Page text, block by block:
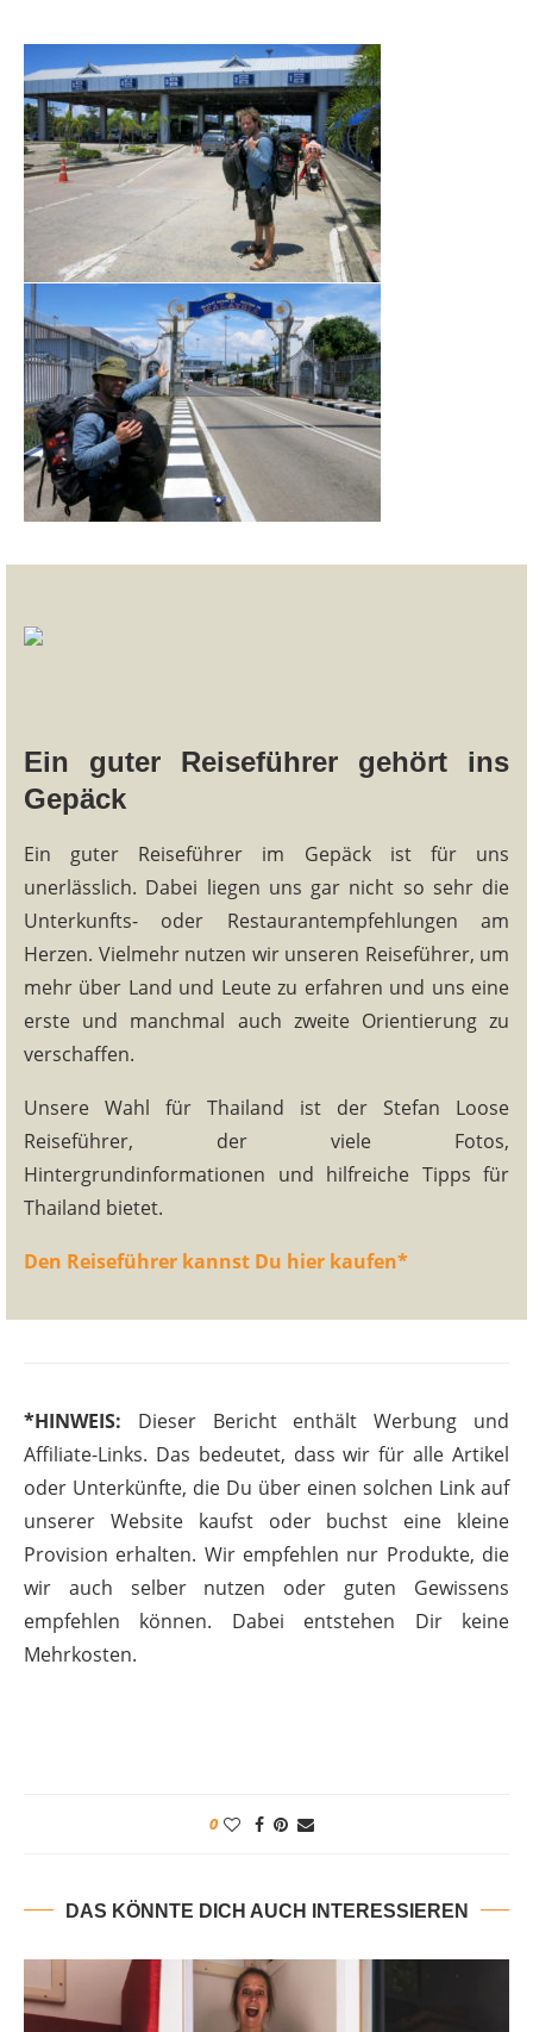
Ein guter Reiseführer gehört ins
Gepäck
Ein guter Reiseführer im Gepäck ist für uns
unerlässlich. Dabei liegen uns gar nicht so sehr die
Unterkunfts- oder Restaurantempfehlungen am
Herzen. Vielmehr nutzen wir unseren Reiseführer, um
mehr über Land und Leute zu erfahren und uns eine
erste und manchmal auch zweite Orientierung zu
verschaffen.
Unsere Wahl für Thailand ist der Stefan Loose
Reiseführer, der viele Fotos,
Hintergrundinformationen und hilfreiche Tipps für
Thailand bietet.
Den Reiseführer kannst Du hier kaufen*
*HINWEIS: Dieser Bericht enthält Werbung und
Affiliate-Links. Das bedeutet, dass wir für alle Artikel
oder Unterkünfte, die Du über einen solchen Link auf
unserer Website kaufst oder buchst eine kleine
Provision erhalten. Wir empfehlen nur Produkte, die
wir auch selber nutzen oder guten Gewissens
empfehlen können. Dabei entstehen Dir keine
Mehrkosten.
0
DAS KÖNNTE DICH AUCH INTERESSIEREN